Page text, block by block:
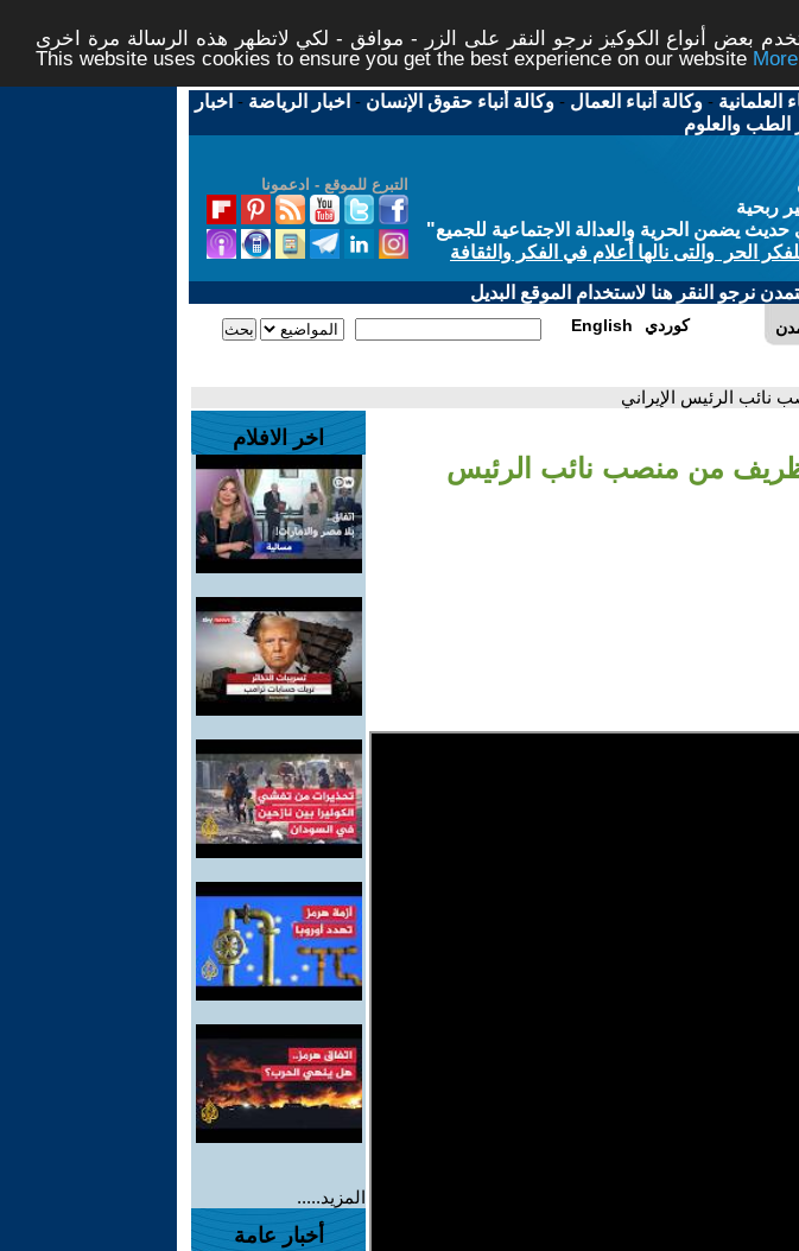
بعض أنواع الكوكيز نرجو النقر على الزر - موافق - لكي لاتظهر هذه الرسالة مرة اخرى -
This website uses cookies to ensure you get the best experience on our website
العلمانية -وكالة أنباء العمال -وكالة أنباء حقوق الإنسان - اخبار الرياضة - اخبار
الطب والعلوم
التبرع للموقع - ادعمونا
ربحية
يضمن الحرية والعدالة الاجتماعية للجميع"
الحر والتى نالها أعلام في الفكر والثقافة
نرجو النقر هنا لاستخدام الموقع البديل
English كوردي
الرئيس الإيراني
ظريف من منصب نائب الرئيس
اخر الافلام
المزيد.....
أخبار عامة